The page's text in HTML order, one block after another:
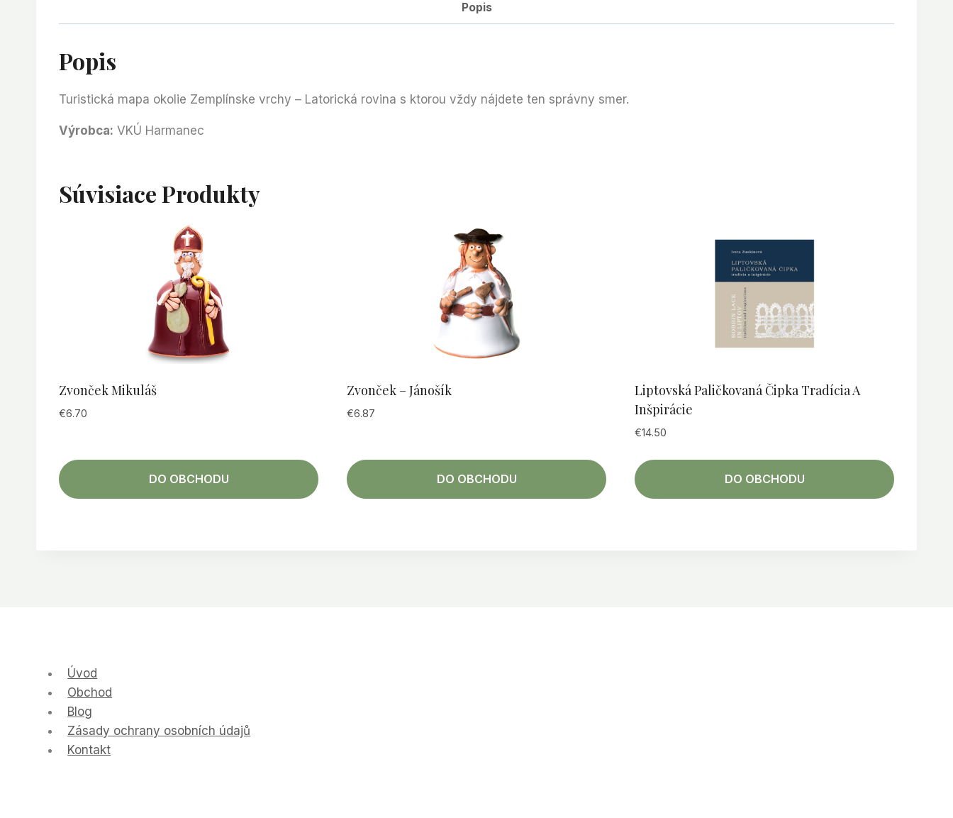
Popis
Popis
Turistická mapa okolie Zemplínske vrchy – Latorická rovina s ktorou vždy nájdete ten správny smer.
Výrobca: VKÚ Harmanec
Súvisiace Produkty
Zvonček Mikuláš
€6.70
DO OBCHODU
Zvonček – Jánošík
€6.87
DO OBCHODU
Liptovská Paličkovaná Čipka Tradícia A
Inšpirácie
€14.50
DO OBCHODU
Úvod
Obchod
Blog
Zásady ochrany osobních údajů
Kontakt